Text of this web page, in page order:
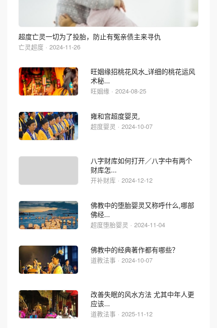
超度亡灵一切为了投胎，防止有冤亲债主来寻仇
亡灵超度 · 2024-11-26
旺姻缘招桃花风水_详细的桃花运风
术秘...
旺姻缘 · 2024-08-25
雍和宫超度婴灵,
超度婴灵 · 2024-10-07
八字财库如何打开／八字中有两个
财库怎...
开补财库 · 2024-12-12
佛教中的堕胎婴灵又称呼什么,哪部
佛经...
超度堕胎婴灵 · 2024-11-04
佛教中的经典著作都有哪些？
道教法事 · 2024-10-07
改善失眠的风水方法 尤其中年人更
应该...
道教法事 · 2025-11-12